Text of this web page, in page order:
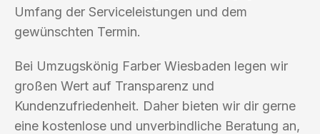
Umfang der Serviceleistungen und dem
gewünschten Termin.
Bei Umzugskönig Farber Wiesbaden legen wir
großen Wert auf Transparenz und
Kundenzufriedenheit. Daher bieten wir dir gerne
eine kostenlose und unverbindliche Beratung an,